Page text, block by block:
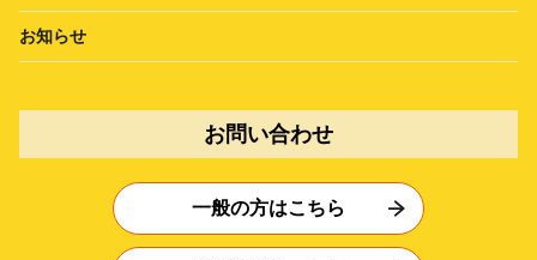
お知らせ
お問い合わせ
一般の方はこちら